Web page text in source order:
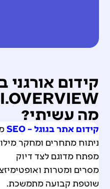
קידום אורגני
מה עשיתי?
קידום אתר בגוגל – SEO
ניתוח מתחרים ומחקר
מפתח מדוגם לצד דיוק
מסרים ומטרות
שוטפת קבועה מתמשכת.